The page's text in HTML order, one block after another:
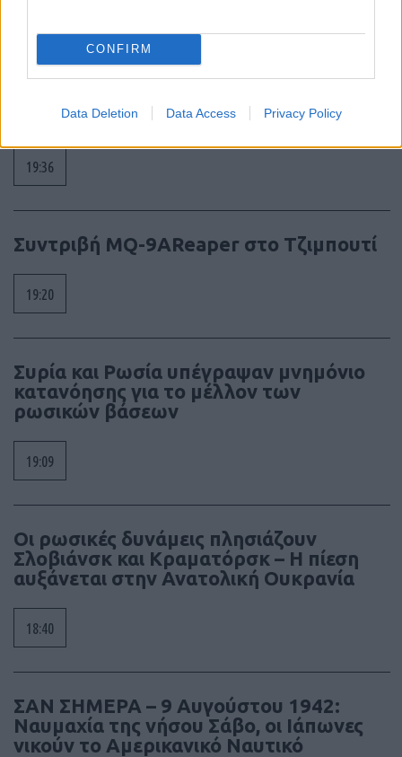
CONFIRM
Data Deletion Data Access Privacy Policy
μιλά, η Ελλάδα μετρά πράξεις
19:36
Συντριβή MQ-9AReaper στο Τζιμπουτί
19:20
Συρία και Ρωσία υπέγραψαν μνημόνιο
κατανόησης για το μέλλον των
ρωσικών βάσεων
19:09
Οι ρωσικές δυνάμεις πλησιάζουν
Σλοβιάνσκ και Κραματόρσκ – Η πίεση
αυξάνεται στην Ανατολική Ουκρανία
18:40
ΣΑΝ ΣΗΜΕΡΑ – 9 Αυγούστου 1942:
Ναυμαχία της νήσου Σάβο, οι Ιάπωνες
νικούν το Αμερικανικό Ναυτικό